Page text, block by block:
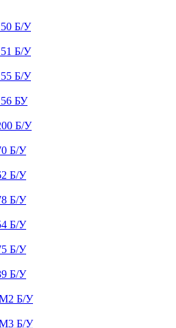
Б/У
Б/У
Б/У
БУ
Б/У
Б/У
Б/У
Б/У
Б/У
Б/У
Б/У
Б/У
Б/У